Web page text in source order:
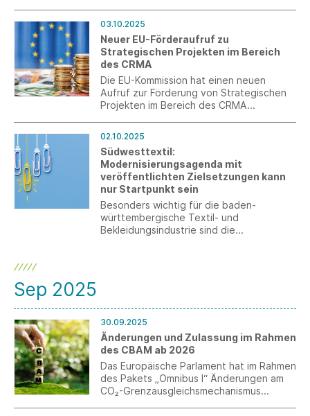
Südwesttextil fordert daher
Ausnahmeregelungen für kritische
Anwendungen sowie angemessene
Übergangsfristen, um die Entwicklung und
Umsetzung sicherer Alternativen zu
ermöglichen.
03.10.2025
Neuer EU-Förderaufruf zu
Strategischen Projekten im Bereich
des CRMA
Die EU-Kommission hat einen neuen
Aufruf zur Förderung von Strategischen
Projekten im Bereich des CRMA
02.10.2025
Südwesttextil:
Modernisierungsagenda mit
veröffentlichten Zielsetzungen kann
nur Startpunkt sein
Besonders wichtig für die baden-
württembergische Textil- und
Bekleidungsindustrie sind die
Sep 2025
30.09.2025
Änderungen und Zulassung im Rahmen
des CBAM ab 2026
Das Europäische Parlament hat im Rahmen
des Pakets „Omnibus I“ Änderungen am
CO₂-Grenzausgleichsmechanismus